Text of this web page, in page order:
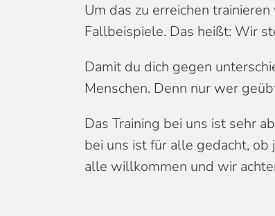
Um das zu erreichen
Fallbeispiele. Das heißt: Wir
Damit du dich gegen
Menschen. Denn nur wer
Das Training bei uns ist sehr
bei uns ist für alle gedacht,
alle willkommen und wir